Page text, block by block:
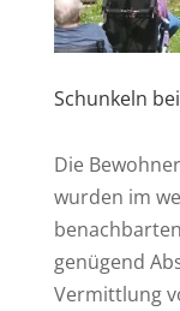
Schunkeln
Die
wurden im
genügend
Vermittlung